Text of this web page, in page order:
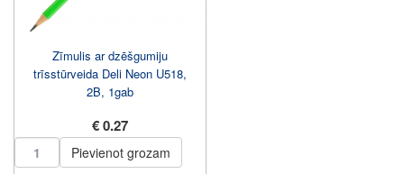
Zīmulis ar dzēšgumiju
trīsstūrveida Deli Neon U518,
2B, 1gab
€ 0.27
Pievienot grozam